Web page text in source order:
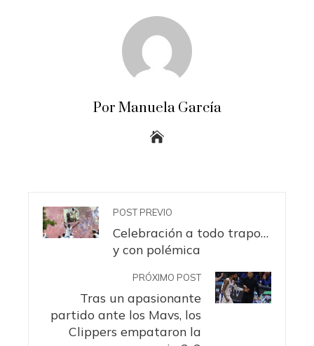
Por Manuela García
POST PREVIO
Celebración a todo trapo…
y con polémica
PRÓXIMO POST
Tras un apasionante
partido ante los Mavs, los
Clippers empataron la